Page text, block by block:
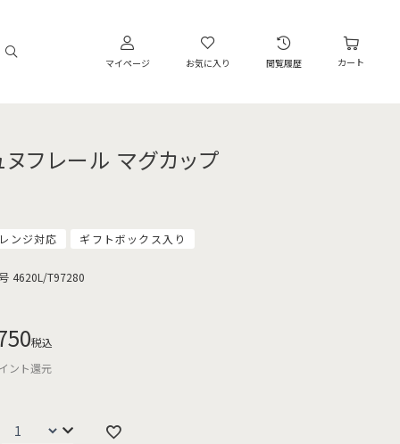
マイページ お気に入り 閲覧履歴 カート
ヌフレール マグカップ
ンジ対応 ギフトボックス入り
4620L/T97280
税込
ント還元